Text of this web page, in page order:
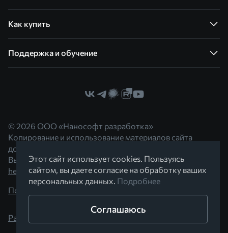
Как купить
Поддержка и обучение
© 2026 ООО «Нанософт разработка»
Копирование и использование материалов сайта
допускается с согласия правообладателя.
Вы можете обратиться к нам по адресу
hello@nanocad.ru
Политика конфиденциальности
Разработано в Braind
Этот сайт использует cookies. Пользуясь
сайтом, вы даете согласие на обработку ваших
персональных данных. Подробнее
Соглашаюсь